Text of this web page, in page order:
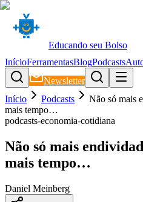
Educando seu Bolso
InícioFerramentasBlogPodcasts
Newsletter
Início
Podcasts
Não só mais
mais tempo…
podcasts-economia-cotidiana
Não só mais
mais tempo…
Daniel Meinberg